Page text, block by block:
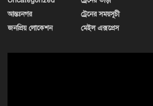
আন্তঃনগর
জনপ্রিয় লোকেশন
ট্রেনের সময়সূচী
মেইল এক্সপ্রেস